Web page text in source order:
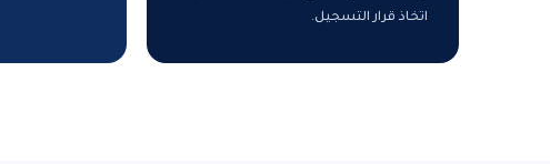
اتخاذ قرار التسجيل.